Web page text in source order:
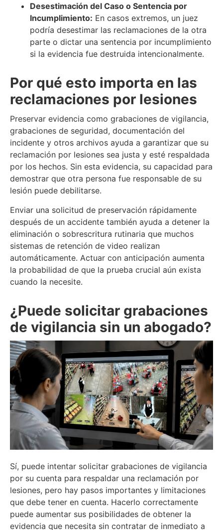
Desestimación del Caso o Sentencia por
Incumplimiento: En casos extremos, un juez
podría desestimar las reclamaciones de la otra
parte o dictar una sentencia por incumplimiento
si la evidencia fue destruida intencionalmente.
Por qué esto importa en las
reclamaciones por lesiones
Preservar evidencia como grabaciones de vigilancia,
grabaciones de seguridad, documentación del
incidente y otros archivos ayuda a garantizar que su
reclamación por lesiones sea justa y esté respaldada
por los hechos. Sin esta evidencia, su capacidad para
demostrar que otra persona fue responsable de su
lesión puede debilitarse.
Enviar una solicitud de preservación rápidamente
después de un accidente también ayuda a detener la
eliminación o sobrescritura rutinaria que muchos
sistemas de retención de video realizan
automáticamente. Actuar con anticipación aumenta
la probabilidad de que la prueba crucial aún exista
cuando la necesite.
¿Puede solicitar grabaciones
de vigilancia sin un abogado?
Sí, puede intentar solicitar grabaciones de vigilancia
por su cuenta para respaldar una reclamación por
lesiones, pero hay pasos importantes y limitaciones
que debe tener en cuenta. Hacerlo correctamente
puede aumentar sus posibilidades de obtener la
evidencia que necesita sin contratar de inmediato a